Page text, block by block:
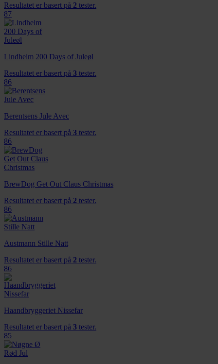
Resultatet er basert på 2 tester.
87
Lindheim 200 Days of Juleøl
Resultatet er basert på 3 tester.
86
Berentsens Jule Avec
Resultatet er basert på 3 tester.
86
BrewDog Get Out Claus Christmas
Resultatet er basert på 2 tester.
86
Austmann Stille Natt
Resultatet er basert på 2 tester.
86
Haandbryggeriet Nissefar
Resultatet er basert på 3 tester.
85